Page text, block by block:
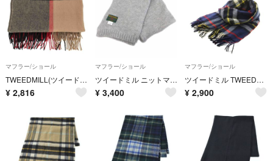
マフラー/ショール
TWEEDMILL(ツイードミル) レディース ファッション雑貨
¥ 2,816
マフラー/ショール
ツイードミル ニットマフラー ストール ローゲージ ロング 65-180
¥ 3,400
マフラー/ショール
ツイードミル TWEEDMILL マフラー フリンジ チェック柄 ウール 紺
¥ 2,900